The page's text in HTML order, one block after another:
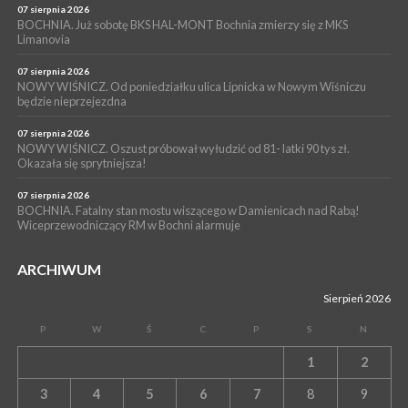
05 sierpnia 2026
LIPNICA MUROWANA. Na święcie gminy zagra zespół Kombi
[PROGRAM]
07 sierpnia 2026
BOCHNIA. Już sobotę BKS HAL-MONT Bochnia zmierzy się z MKS
Limanovia
07 sierpnia 2026
NOWY WIŚNICZ. Od poniedziałku ulica Lipnicka w Nowym Wiśniczu
będzie nieprzejezdna
07 sierpnia 2026
NOWY WIŚNICZ. Oszust próbował wyłudzić od 81- latki 90 tys zł.
Okazała się sprytniejsza!
07 sierpnia 2026
BOCHNIA. Fatalny stan mostu wiszącego w Damienicach nad Rabą!
Wiceprzewodniczący RM w Bochni alarmuje
ARCHIWUM
Sierpień 2026
P W Ś C P S N
1 2
3 4 5 6 7 8 9